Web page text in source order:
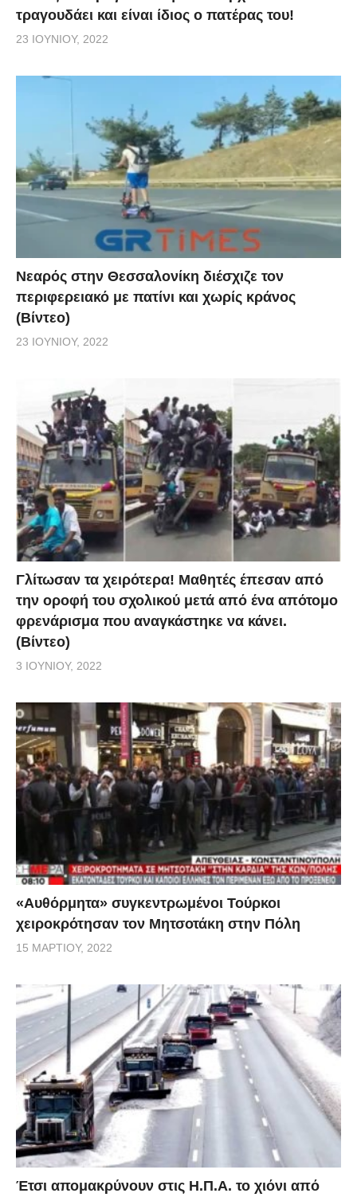
τραγουδάει και είναι ίδιος ο πατέρας του!
23 ΙΟΥΝΊΟΥ, 2022
Νεαρός στην Θεσσαλονίκη διέσχιζε τον
περιφερειακό με πατίνι και χωρίς κράνος
(Βίντεο)
23 ΙΟΥΝΊΟΥ, 2022
Γλίτωσαν τα χειρότερα! Μαθητές έπεσαν από
την οροφή του σχολικού μετά από ένα απότομο
φρενάρισμα που αναγκάστηκε να κάνει.
(Βίντεο)
3 ΙΟΥΝΊΟΥ, 2022
«Αυθόρμητα» συγκεντρωμένοι Τούρκοι
χειροκρότησαν τον Μητσοτάκη στην Πόλη
15 ΜΑΡΤΊΟΥ, 2022
Έτσι απομακρύνουν στις Η.Π.Α. το χιόνι από